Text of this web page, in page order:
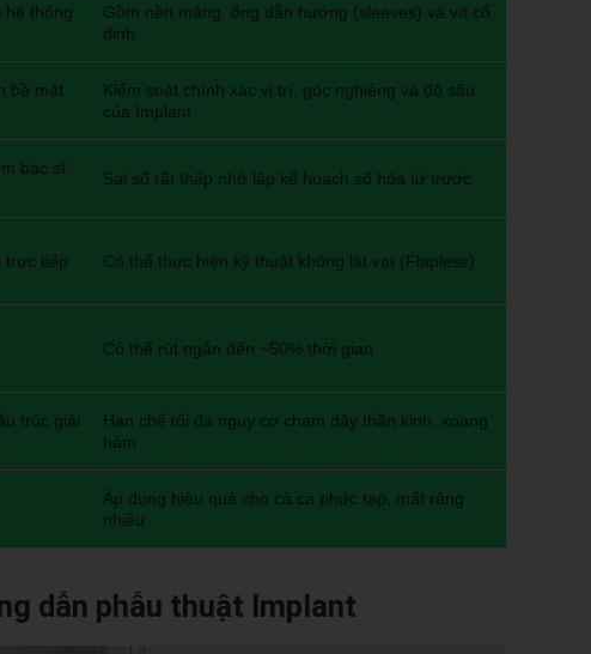
hệ thống
Gồm nền máng, ống dẫn hướng (sleeves) và vít cố
định
bề mặt
Kiểm soát chính xác vị trí, góc nghiêng và độ sâu
của Implant
bác sĩ,
Sai số rất thấp nhờ lập kế hoạch số hóa từ trước
trực tiếp Có thể thực hiện kỹ thuật không lật vạt (Flapless)
Có thể rút ngắn đến ~50% thời gian
trúc giải
Hạn chế tối đa nguy cơ chạm dây thần kinh, xoang
hàm
Áp dụng hiệu quả cho cả ca phức tạp, mất răng
nhiều
dẫn phẫu thuật Implant